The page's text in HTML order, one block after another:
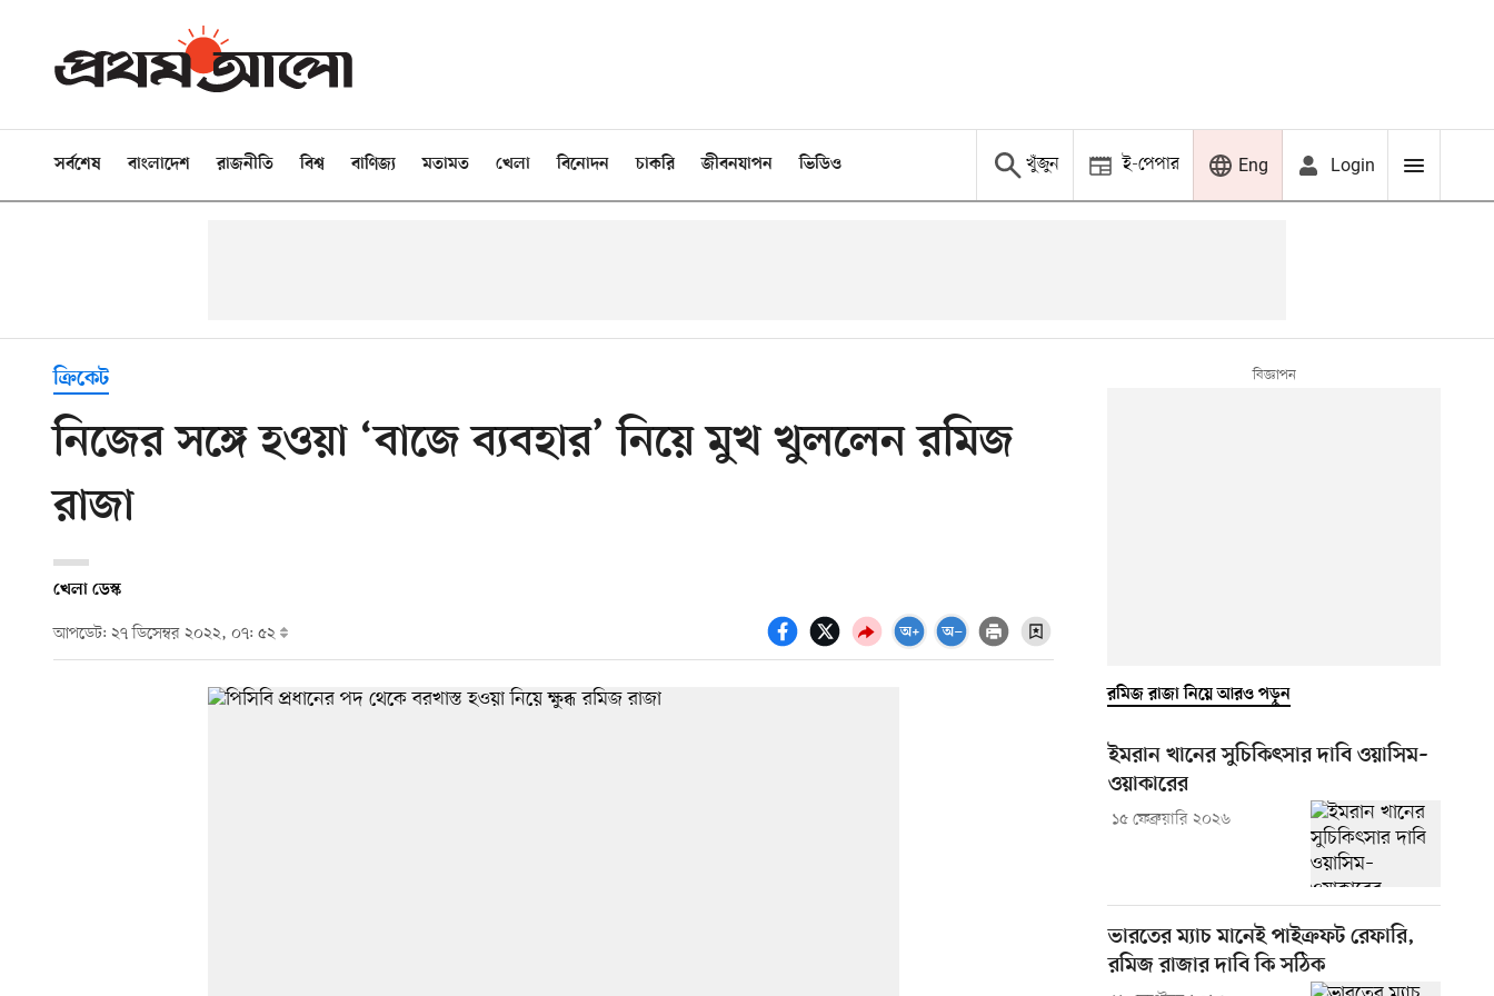
সর্বশেষ বাংলাদেশ রাজনীতি বিশ্ব বাণিজ্য মতামত খেলা বিনোদন চাকরি জীবনযাপন ভিডিও খুঁজুন ই-পেপার Eng Login
ক্রিকেট
নিজের সঙ্গে হওয়া ‘বাজে ব্যবহার’ নিয়ে মুখ খুললেন রমিজ
রাজা
খেলা ডেস্ক
আপডেট: ২৭ ডিসেম্বর ২০২২, ০৭: ৫২
রমিজ রাজা নিয়ে আরও পড়ুন
ইমরান খানের সুচিকিৎসার দাবি ওয়াসিম–
ওয়াকারের
১৫ ফেব্রুয়ারি ২০২৬
ভারতের ম্যাচ মানেই পাইক্রফট রেফারি,
রমিজ রাজার দাবি কি সঠিক